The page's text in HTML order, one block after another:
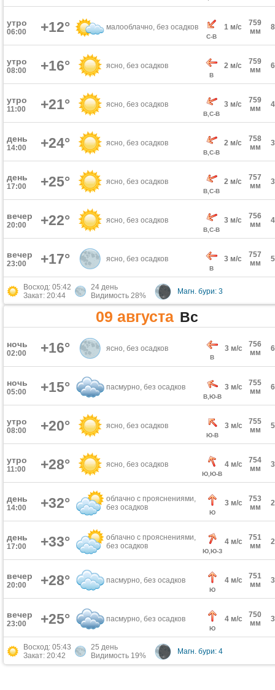
утро
06:00 +12° малооблачно, без осадков
С-В
1 м/с
759
мм
утро
08:00 +16° ясно, без осадков
В
2 м/с
759
мм
утро
11:00 +21° ясно, без осадков
В,С-В
3 м/с
759
мм
день
14:00 +24° ясно, без осадков
В,С-В
2 м/с
758
мм
день
17:00 +25° ясно, без осадков
В,С-В
2 м/с
757
мм
вечер
20:00 +22° ясно, без осадков
В,С-В
3 м/с
756
мм
вечер
23:00 +17° ясно, без осадков
В
3 м/с
757
мм
Восход: 05:42
Закат: 20:44
24 день
Видимость 28%
Магн. бури: 3
09 августа Вс
ночь
02:00 +16° ясно, без осадков
В
3 м/с
756
мм
ночь
05:00 +15° пасмурно, без осадков
В,Ю-В
3 м/с
755
мм
утро
08:00 +20° ясно, без осадков
Ю-В
3 м/с
755
мм
утро
11:00 +28° ясно, без осадков
Ю,Ю-В
4 м/с
754
мм
день
14:00 +32°
облачно с прояснениями,
без осадков
Ю
3 м/с
753
мм
день
17:00 +33°
облачно с прояснениями,
без осадков
Ю,Ю-З
4 м/с
751
мм
вечер
20:00 +28° пасмурно, без осадков
Ю
4 м/с
751
мм
вечер
23:00 +25° пасмурно, без осадков
Ю
4 м/с
750
мм
Восход: 05:43
Закат: 20:42
25 день
Видимость 19%
Магн. бури: 4